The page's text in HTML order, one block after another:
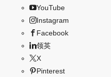
YouTube
Instagram
Facebook
领英
X
Pinterest